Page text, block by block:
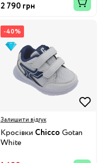
2 790 грн
-40%
Залишити відгук
Кросівки Chicco Gotan
White